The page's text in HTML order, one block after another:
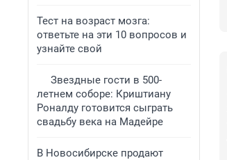
Тест на возраст мозга:
ответьте на эти 10 вопросов и
узнайте свой
Звездные гости в 500-
летнем соборе: Криштиану
Роналду готовится сыграть
свадьбу века на Мадейре
В Новосибирске продают